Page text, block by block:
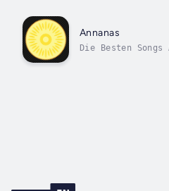
Annanas
Die Besten